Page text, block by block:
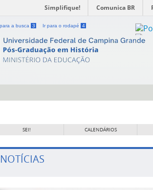
Simplifique! Comunica BR
a busca 3 Ir para o rodapé 4
SEI! CALENDÁRIOS
NOTÍCIAS